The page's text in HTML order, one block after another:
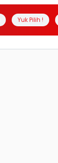
Yuk Pilih !